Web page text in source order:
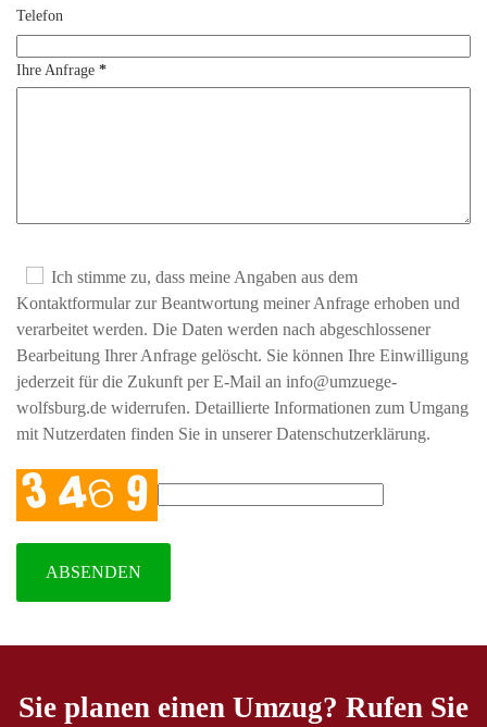
Telefon
Ihre Anfrage *
Kontaktformular zur Beantwortung meiner Anfrage erhoben und
verarbeitet werden. Die Daten werden nach abgeschlossener
Bearbeitung Ihrer Anfrage gelöscht. Sie können Ihre Einwilligung
jederzeit für die Zukunft per E-Mail an info@umzuege-
wolfsburg.de widerrufen. Detaillierte Informationen zum Umgang
mit Nutzerdaten finden Sie in unserer Datenschutzerklärung.
ABSENDEN
Sie planen einen Umzug? Rufen Sie